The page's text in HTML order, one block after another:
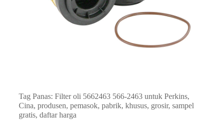
Tag Panas: Filter oli 5662463 566-2463 untuk Perkins,
Cina, produsen, pemasok, pabrik, khusus, grosir, sampel
gratis, daftar harga